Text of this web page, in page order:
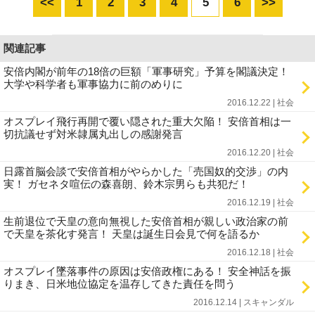
関連記事
安倍内閣が前年の18倍の巨額「軍事研究」予算を閣議決定！
大学や科学者も軍事協力に前のめりに
2016.12.22 | 社会
オスプレイ飛行再開で覆い隠された重大欠陥！ 安倍首相は一
切抗議せず対米隷属丸出しの感謝発言
2016.12.20 | 社会
日露首脳会談で安倍首相がやらかした「売国奴的交渉」の内
実！ ガセネタ喧伝の森喜朗、鈴木宗男らも共犯だ！
2016.12.19 | 社会
生前退位で天皇の意向無視した安倍首相が親しい政治家の前
で天皇を茶化す発言！ 天皇は誕生日会見で何を語るか
2016.12.18 | 社会
オスプレイ墜落事件の原因は安倍政権にある！ 安全神話を振
りまき、日米地位協定を温存してきた責任を問う
2016.12.14 | スキャンダル